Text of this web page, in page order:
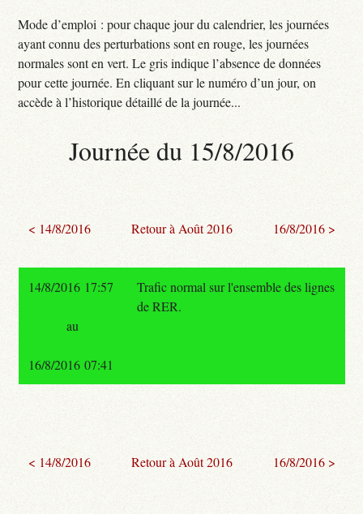
Mode d’emploi : pour chaque jour du calendrier, les journées
ayant connu des perturbations sont en rouge, les journées
normales sont en vert. Le gris indique l’absence de données
pour cette journée. En cliquant sur le numéro d’un jour, on
accède à l’historique détaillé de la journée...
Journée du 15/8/2016
< 14/8/2016 Retour à Août 2016 16/8/2016 >
14/8/2016 17:57
Trafic normal sur l'ensemble des lignes
de RER.
au
16/8/2016 07:41
< 14/8/2016 Retour à Août 2016 16/8/2016 >